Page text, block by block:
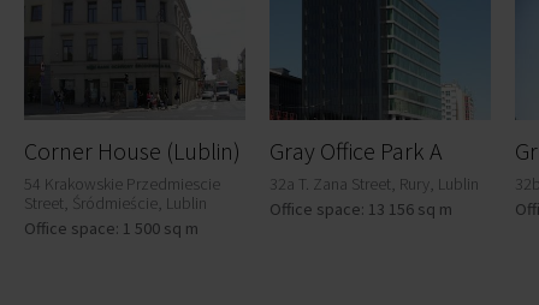
Corner House (Lublin)
54 Krakowskie Przedmiescie
Street, Śródmieście, Lublin
Office space: 1 500 sq m
Gray Office Park A
32a T. Zana Street, Rury, Lublin
Office space: 13 156 sq m